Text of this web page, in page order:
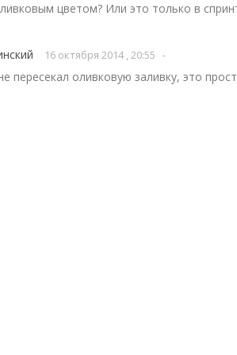
цветом? Или это только в
16 октября 2014 , 20:55 -
пересекал оливковую заливку, это